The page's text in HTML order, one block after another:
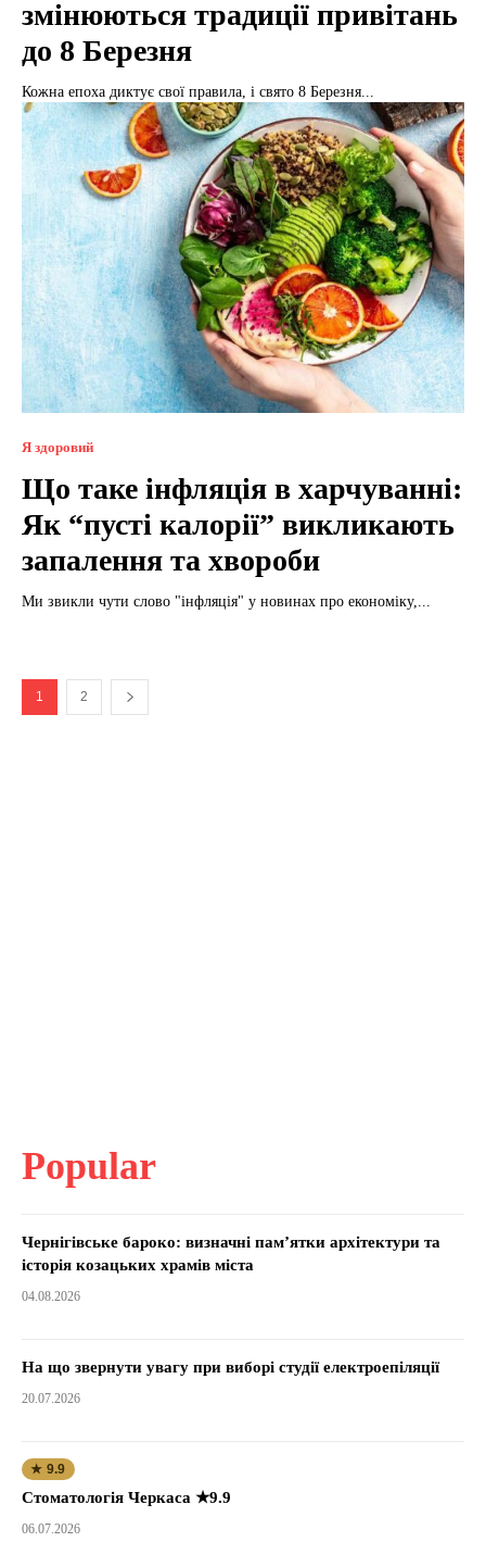
змінюються традиції привітань
до 8 Березня
Кожна епоха диктує свої правила, і свято 8 Березня...
Я здоровий
Що таке інфляція в харчуванні:
Як “пусті калорії” викликають
запалення та хвороби
Ми звикли чути слово "інфляція" у новинах про економіку,...
1 2
Popular
Чернігівське бароко: визначні пам’ятки архітектури та
історія козацьких храмів міста
04.08.2026
На що звернути увагу при виборі студії електроепіляції
20.07.2026
★ 9.9
Стоматологія Черкаса ★9.9
06.07.2026